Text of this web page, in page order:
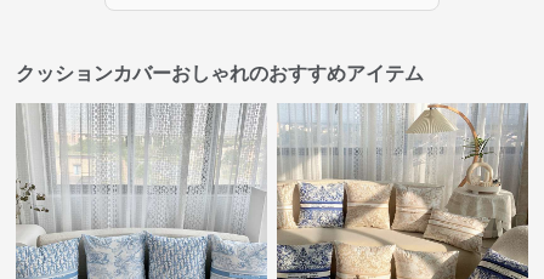
クッションカバーおしゃれのおすすめアイテム